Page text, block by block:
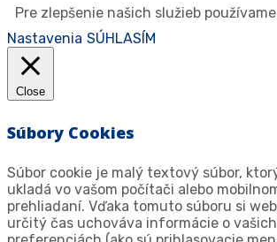
Pre zlepšenie našich služieb
Nastavenia SÚHLASÍM
Close
Súbory Cookies
Súbor cookie je malý textový súbor,
ukladá vo vašom počítači alebo
prehliadaní. Vďaka tomuto súboru si
určitý čas uchováva informácie o